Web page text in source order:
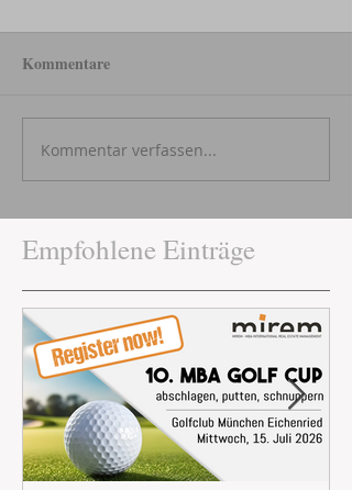
Kommentare
Kommentar verfassen...
Empfohlene Einträge